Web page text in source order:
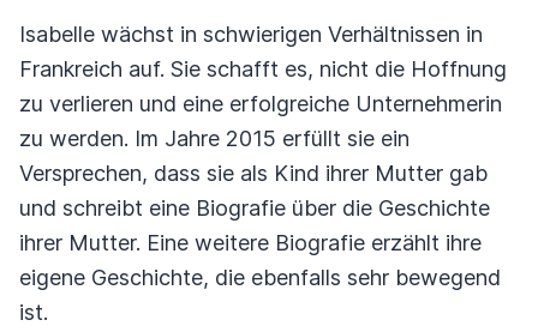
Isabelle wächst in schwierigen Verhältnissen in
Frankreich auf. Sie schafft es, nicht die Hoffnung
zu verlieren und eine erfolgreiche Unternehmerin
zu werden. Im Jahre 2015 erfüllt sie ein
Versprechen, dass sie als Kind ihrer Mutter gab
und schreibt eine Biografie über die Geschichte
ihrer Mutter. Eine weitere Biografie erzählt ihre
eigene Geschichte, die ebenfalls sehr bewegend
ist.